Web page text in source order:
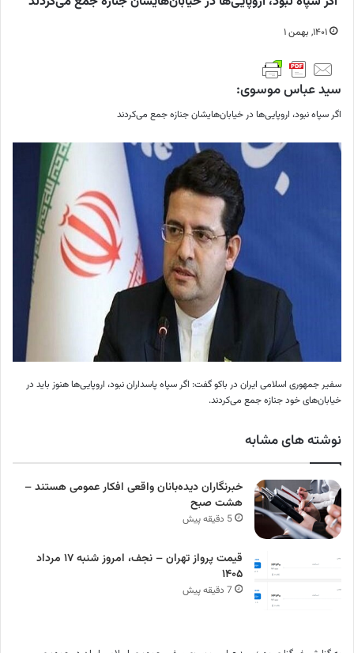
۱۴۰۱, بهمن ۱
سید عباس موسوی:
اگر ⁧سپاه نبود، اروپایی‌ها در خیابان‌هایشان جنازه جمع می‌کردند
سفیر جمهوری اسلامی ایران در باکو گفت: اگر ⁧سپاه پاسداران⁩ نبود، اروپایی‌ها هنوز باید در
خیابان‌های خود جنازه جمع می‌کردند.
نوشته های مشابه
خبرنگاران دیده‌بانان واقعی افکار عمومی هستند –
هشت صبح
5 دقیقه پیش
قیمت پرواز تهران – نجف، امروز شنبه ۱۷ مرداد
۱۴۰۵
7 دقیقه پیش